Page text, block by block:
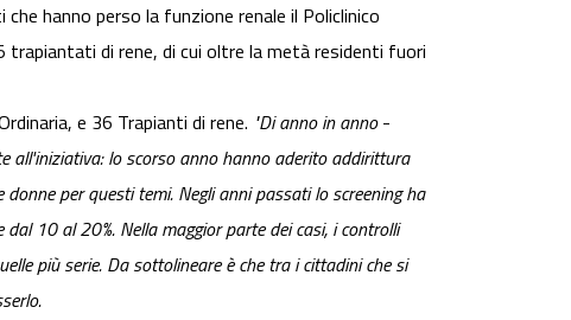
hanno perso la funzione renale il Policlinico
di rene, di cui oltre la metà residenti fuori
e 36 Trapianti di rene. "Di anno in anno-
all'iniziativa: lo scorso anno hanno aderito addirittura
per questi temi. Negli anni passati lo screening ha
10 al 20%. Nella maggior parte dei casi, i controlli
più serie. Da sottolineare è che tra i cittadini che si